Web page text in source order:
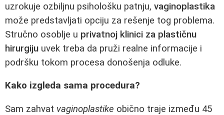
uzrokuje ozbiljnu psihološku patnju, vaginoplastika
može predstavljati opciju za rešenje tog problema.
Stručno osoblje u privatnoj klinici za plastičnu
hirurgiju uvek treba da pruži realne informacije i
podršku tokom procesa donošenja odluke.
Kako izgleda sama procedura?
Sam zahvat vaginoplastike obično traje između 45